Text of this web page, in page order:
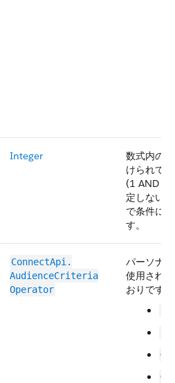
Integer
数式内の
けられて
(1 AND 2)
定しない
で条件に
す。
ConnectApi.​
AudienceCriteria​
Operator
パーソナ
使用され
おりです。